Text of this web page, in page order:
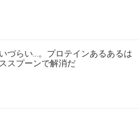
づらい…。プロテインあるあるは
スプーンで解消だ